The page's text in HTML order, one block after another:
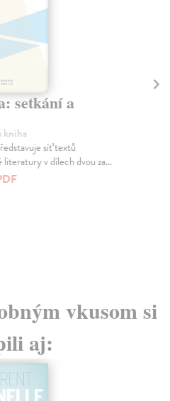
setkání a
kniha
síť textů
v dílech dvou za...
vkusom si
aj: